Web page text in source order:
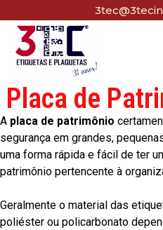
Placa de
A placa de patrimônio
segurança em grandes,
uma forma rápida e fácil de ter
patrimônio pertencente à
Geralmente o material das
poliéster ou policarbonato